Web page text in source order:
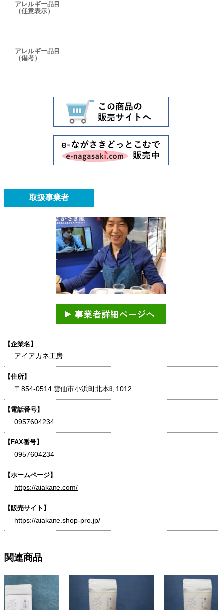
アレルギー品目
（任意表示）
アレルギー品目
（備考）
取扱事業者
【企業名】
アイアカネ工房
【住所】
〒854-0514 雲仙市小浜町北本町1012
【電話番号】
0957604234
【FAX番号】
0957604234
【ホームページ】
https://aiakane.com/
【販売サイト】
https://aiakane.shop-pro.jp/
関連商品